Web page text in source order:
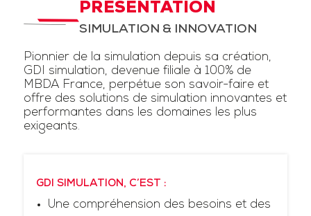
PRÉSENTATION
SIMULATION & INNOVATION
Pionnier de la simulation depuis sa création,
GDI simulation, devenue filiale à 100% de
MBDA France, perpétue son savoir-faire et
offre des solutions de simulation innovantes et
performantes dans les domaines les plus
exigeants.
GDI SIMULATION, C’EST :
Une compréhension des besoins et des